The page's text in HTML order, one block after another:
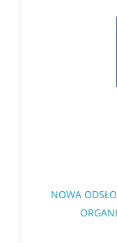
NOWA